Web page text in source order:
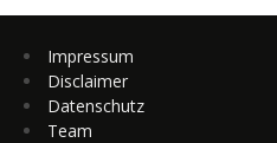
Impressum
Disclaimer
Datenschutz
Team